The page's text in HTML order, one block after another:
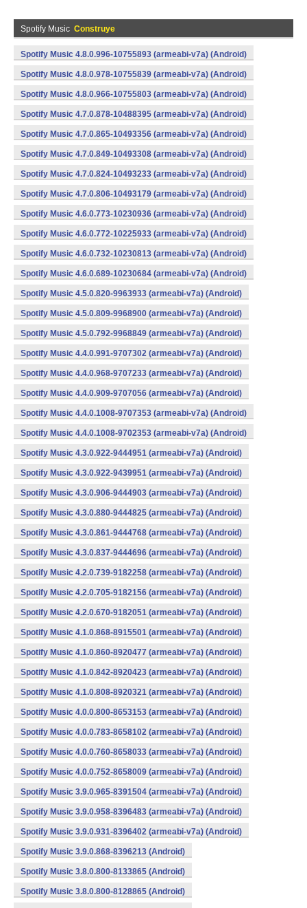
Spotify Music Construye
Spotify Music 4.8.0.996-10755893 (armeabi-v7a) (Android)
Spotify Music 4.8.0.978-10755839 (armeabi-v7a) (Android)
Spotify Music 4.8.0.966-10755803 (armeabi-v7a) (Android)
Spotify Music 4.7.0.878-10488395 (armeabi-v7a) (Android)
Spotify Music 4.7.0.865-10493356 (armeabi-v7a) (Android)
Spotify Music 4.7.0.849-10493308 (armeabi-v7a) (Android)
Spotify Music 4.7.0.824-10493233 (armeabi-v7a) (Android)
Spotify Music 4.7.0.806-10493179 (armeabi-v7a) (Android)
Spotify Music 4.6.0.773-10230936 (armeabi-v7a) (Android)
Spotify Music 4.6.0.772-10225933 (armeabi-v7a) (Android)
Spotify Music 4.6.0.732-10230813 (armeabi-v7a) (Android)
Spotify Music 4.6.0.689-10230684 (armeabi-v7a) (Android)
Spotify Music 4.5.0.820-9963933 (armeabi-v7a) (Android)
Spotify Music 4.5.0.809-9968900 (armeabi-v7a) (Android)
Spotify Music 4.5.0.792-9968849 (armeabi-v7a) (Android)
Spotify Music 4.4.0.991-9707302 (armeabi-v7a) (Android)
Spotify Music 4.4.0.968-9707233 (armeabi-v7a) (Android)
Spotify Music 4.4.0.909-9707056 (armeabi-v7a) (Android)
Spotify Music 4.4.0.1008-9707353 (armeabi-v7a) (Android)
Spotify Music 4.4.0.1008-9702353 (armeabi-v7a) (Android)
Spotify Music 4.3.0.922-9444951 (armeabi-v7a) (Android)
Spotify Music 4.3.0.922-9439951 (armeabi-v7a) (Android)
Spotify Music 4.3.0.906-9444903 (armeabi-v7a) (Android)
Spotify Music 4.3.0.880-9444825 (armeabi-v7a) (Android)
Spotify Music 4.3.0.861-9444768 (armeabi-v7a) (Android)
Spotify Music 4.3.0.837-9444696 (armeabi-v7a) (Android)
Spotify Music 4.2.0.739-9182258 (armeabi-v7a) (Android)
Spotify Music 4.2.0.705-9182156 (armeabi-v7a) (Android)
Spotify Music 4.2.0.670-9182051 (armeabi-v7a) (Android)
Spotify Music 4.1.0.868-8915501 (armeabi-v7a) (Android)
Spotify Music 4.1.0.860-8920477 (armeabi-v7a) (Android)
Spotify Music 4.1.0.842-8920423 (armeabi-v7a) (Android)
Spotify Music 4.1.0.808-8920321 (armeabi-v7a) (Android)
Spotify Music 4.0.0.800-8653153 (armeabi-v7a) (Android)
Spotify Music 4.0.0.783-8658102 (armeabi-v7a) (Android)
Spotify Music 4.0.0.760-8658033 (armeabi-v7a) (Android)
Spotify Music 4.0.0.752-8658009 (armeabi-v7a) (Android)
Spotify Music 3.9.0.965-8391504 (armeabi-v7a) (Android)
Spotify Music 3.9.0.958-8396483 (armeabi-v7a) (Android)
Spotify Music 3.9.0.931-8396402 (armeabi-v7a) (Android)
Spotify Music 3.9.0.868-8396213 (Android)
Spotify Music 3.8.0.800-8133865 (Android)
Spotify Music 3.8.0.800-8128865 (Android)